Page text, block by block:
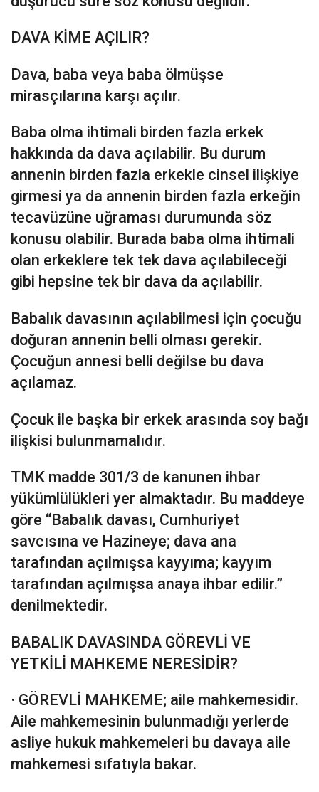
DAVA KİME AÇILIR?
Dava, baba veya baba ölmüşse
mirasçılarına karşı açılır.
Baba olma ihtimali birden fazla erkek
hakkında da dava açılabilir. Bu durum
annenin birden fazla erkekle cinsel ilişkiye
girmesi ya da annenin birden fazla erkeğin
tecavüzüne uğraması durumunda söz
konusu olabilir. Burada baba olma ihtimali
olan erkeklere tek tek dava açılabileceği
gibi hepsine tek bir dava da açılabilir.
Babalık davasının açılabilmesi için çocuğu
doğuran annenin belli olması gerekir.
Çocuğun annesi belli değilse bu dava
açılamaz.
Çocuk ile başka bir erkek arasında soy bağı
ilişkisi bulunmamalıdır.
TMK madde 301/3 de kanunen ihbar
yükümlülükleri yer almaktadır. Bu maddeye
göre “Babalık davası, Cumhuriyet
savcısına ve Hazineye; dava ana
tarafından açılmışsa kayyıma; kayyım
tarafından açılmışsa anaya ihbar edilir.”
denilmektedir.
BABALIK DAVASINDA GÖREVLİ VE
YETKİLİ MAHKEME NERESİDİR?
· GÖREVLİ MAHKEME; aile mahkemesidir.
Aile mahkemesinin bulunmadığı yerlerde
asliye hukuk mahkemeleri bu davaya aile
mahkemesi sıfatıyla bakar.